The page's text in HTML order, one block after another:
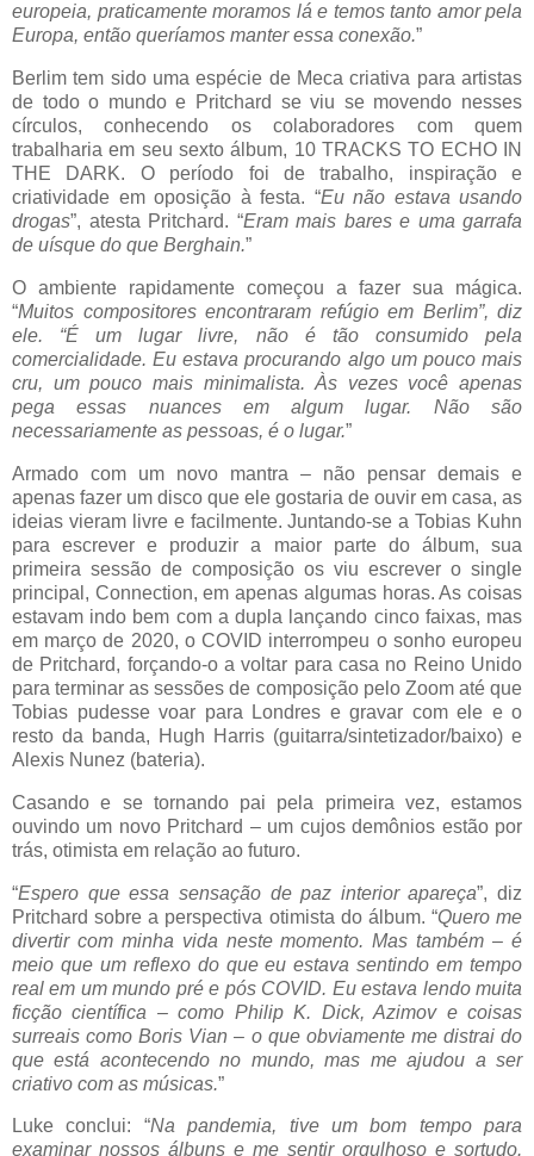
europeia, praticamente moramos lá e temos tanto amor pela
Europa, então queríamos manter essa conexão.”
Berlim tem sido uma espécie de Meca criativa para artistas
de todo o mundo e Pritchard se viu se movendo nesses
círculos, conhecendo os colaboradores com quem
trabalharia em seu sexto álbum, 10 TRACKS TO ECHO IN
THE DARK. O período foi de trabalho, inspiração e
criatividade em oposição à festa. “Eu não estava usando
drogas”, atesta Pritchard. “Eram mais bares e uma garrafa
de uísque do que Berghain.”
O ambiente rapidamente começou a fazer sua mágica.
“Muitos compositores encontraram refúgio em Berlim”, diz
ele. “É um lugar livre, não é tão consumido pela
comercialidade. Eu estava procurando algo um pouco mais
cru, um pouco mais minimalista. Às vezes você apenas
pega essas nuances em algum lugar. Não são
necessariamente as pessoas, é o lugar.”
Armado com um novo mantra – não pensar demais e
apenas fazer um disco que ele gostaria de ouvir em casa, as
ideias vieram livre e facilmente. Juntando-se a Tobias Kuhn
para escrever e produzir a maior parte do álbum, sua
primeira sessão de composição os viu escrever o single
principal, Connection, em apenas algumas horas. As coisas
estavam indo bem com a dupla lançando cinco faixas, mas
em março de 2020, o COVID interrompeu o sonho europeu
de Pritchard, forçando-o a voltar para casa no Reino Unido
para terminar as sessões de composição pelo Zoom até que
Tobias pudesse voar para Londres e gravar com ele e o
resto da banda, Hugh Harris (guitarra/sintetizador/baixo) e
Alexis Nunez (bateria).
Casando e se tornando pai pela primeira vez, estamos
ouvindo um novo Pritchard – um cujos demônios estão por
trás, otimista em relação ao futuro.
“Espero que essa sensação de paz interior apareça”, diz
Pritchard sobre a perspectiva otimista do álbum. “Quero me
divertir com minha vida neste momento. Mas também – é
meio que um reflexo do que eu estava sentindo em tempo
real em um mundo pré e pós COVID. Eu estava lendo muita
ficção científica – como Philip K. Dick, Azimov e coisas
surreais como Boris Vian – o que obviamente me distrai do
que está acontecendo no mundo, mas me ajudou a ser
criativo com as músicas.”
Luke conclui: “Na pandemia, tive um bom tempo para
examinar nossos álbuns e me sentir orgulhoso e sortudo.